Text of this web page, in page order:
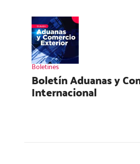
Boletines
Boletín Aduanas y
Internacional